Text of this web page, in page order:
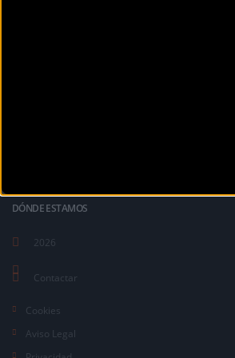
DÓNDE ESTAMOS
2026
Contactar
Cookies
Aviso Legal